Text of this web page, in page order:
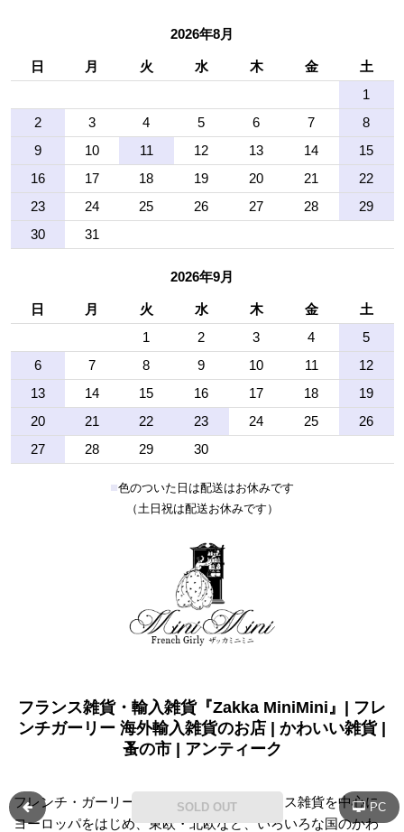
SOLD OUT
2026年8月
日 月 火 水 木 金
土
1
2
3 4 5 6 7
8
9
10 11 12 13 14
15
16
17 18 19 20 21
22
23
24 25 26 27 28
29
30
31
2026年9月
日 月 火 水 木 金
土
1
2 3 4
5
6
7 8 9 10 11
12
13
14 15 16 17 18
19
20
21 22 23 24 25
26
27
28 29 30
■色のついた日は配送はお休みです
（土日祝は配送お休みです）
フランス雑貨・輸入雑貨『Zakka MiniMini』| フレ
ンチガーリー 海外輸入雑貨のお店 | かわいい雑貨 |
蚤の市 | アンティーク
フレンチ・ガーリーをコンセプトに、フランス雑貨を中心に
ヨーロッパをはじめ、東欧・北欧など、いろいろな国のかわ
PC